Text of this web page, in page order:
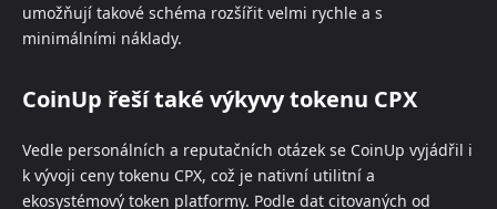
umožňují takové schéma rozšířit velmi rychle a s
minimálními náklady.
CoinUp řeší také výkyvy tokenu CPX
Vedle personálních a reputačních otázek se CoinUp vyjádřil i
k vývoji ceny tokenu CPX, což je nativní utilitní a
ekosystémový token platformy. Podle dat citovaných od